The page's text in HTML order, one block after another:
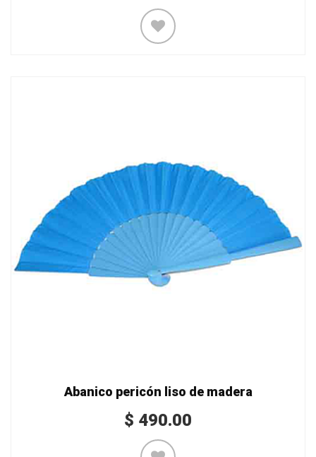
Abanico pericón liso de madera
$ 490.00